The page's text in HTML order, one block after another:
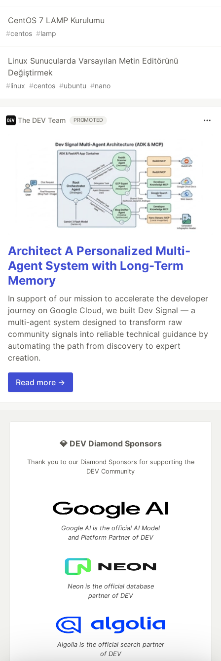
CentOS 7 LAMP Kurulumu
#centos #lamp
Linux Sunucularda Varsayılan Metin Editörünü
Değiştirmek
#linux #centos #ubuntu #nano
The DEV Team PROMOTED
Architect A Personalized Multi-
Agent System with Long-Term
Memory
In support of our mission to accelerate the developer
journey on Google Cloud, we built Dev Signal — a
multi-agent system designed to transform raw
community signals into reliable technical guidance by
automating the path from discovery to expert
creation.
Read more →
💎 DEV Diamond Sponsors
Thank you to our Diamond Sponsors for supporting the
DEV Community
Google AI is the official AI Model
and Platform Partner of DEV
Neon is the official database
partner of DEV
Algolia is the official search partner
of DEV